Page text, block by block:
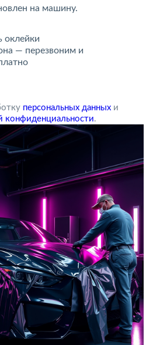
на машину.
оклейки
— перезвоним и
персональных данных и
конфиденциальности.